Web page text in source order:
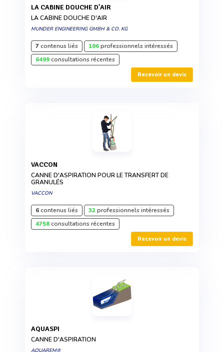
LA CABINE DOUCHE D'AIR
LA CABINE DOUCHE D'AIR
MUNDER ENGINEERING GMBH & CO. KG
7contenus liés 106professionnels intéressés
6499consultations récentes
Recevoir un devis
VACCON
CANNE D'ASPIRATION POUR LE TRANSFERT DE
GRANULÉS
VACCON
6contenus liés 32professionnels intéressés
4758consultations récentes
Recevoir un devis
AQUASPI
CANNE D'ASPIRATION
AQUAREM®